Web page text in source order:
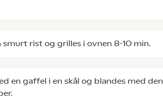
smurt rist og grilles i ovnen 8-10 min.
en gaffel i en skål og blandes med den